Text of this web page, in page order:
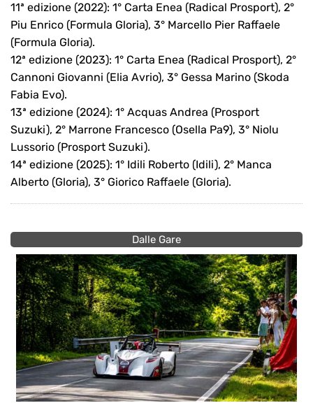
11ª edizione (2022): 1° Carta Enea (Radical Prosport), 2°
Piu Enrico (Formula Gloria), 3° Marcello Pier Raffaele
(Formula Gloria).
12ª edizione (2023): 1° Carta Enea (Radical Prosport), 2°
Cannoni Giovanni (Elia Avrio), 3° Gessa Marino (Skoda
Fabia Evo).
13ª edizione (2024): 1° Acquas Andrea (Prosport
Suzuki), 2° Marrone Francesco (Osella Pa9), 3° Niolu
Lussorio (Prosport Suzuki).
14ª edizione (2025): 1° Idili Roberto (Idili), 2° Manca
Alberto (Gloria), 3° Giorico Raffaele (Gloria).
Dalle Gare